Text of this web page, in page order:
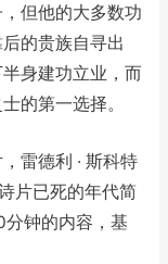
但他的大多数功
的贵族自寻出
身建功立业，而
的第一选择。
雷德利 · 斯科特
片已死的年代简
钟的内容，基